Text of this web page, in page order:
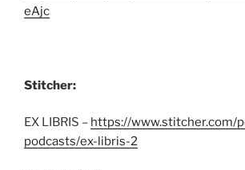
eAjc
Stitcher:
EX LIBRIS – https://www.stitcher.com/
podcasts/ex-libris-2